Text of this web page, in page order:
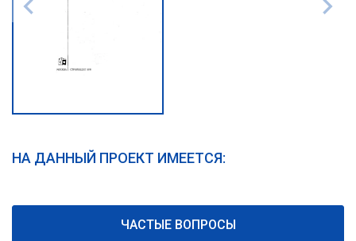
НА ДАННЫЙ ПРОЕКТ ИМЕЕТСЯ:
ЧАСТЫЕ ВОПРОСЫ